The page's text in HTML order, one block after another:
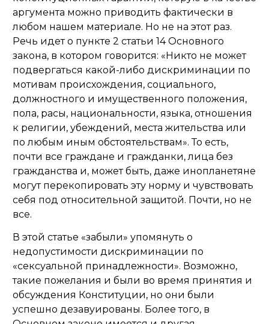
аргумента можно приводить фактически в
любом нашем материале. Но не на этот раз.
Речь идет о пункте 2 статьи 14 Основного
закона, в котором говорится: «Никто не может
подвергаться какой-либо дискриминации по
мотивам происхождения, социального,
должностного и имущественного положения,
пола, расы, национальности, языка, отношения
к религии, убеждений, места жительства или
по любым иным обстоятельствам». То есть,
почти все граждане и гражданки, лица без
гражданства и, может быть, даже инопланетяне
могут перекопировать эту норму и чувствовать
себя под относительной защитой. Почти, но не
все.
В этой статье «забыли» упомянуть о
недопустимости дискриминации по
«сексуальной принадлежности». Возможно,
такие пожелания и были во время принятия и
обсуждения Конституции, но они были
успешно дезавуированы. Более того, в